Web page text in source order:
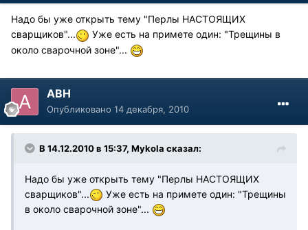
Надо бы уже открыть тему "Перлы НАСТОЯЩИХ
сварщиков"...
Уже есть на примете один: "Трещины в
около сварочной зоне"...
АВН
Опубликовано 14 декабря, 2010
В 14.12.2010 в 15:37, Mykola сказал:
Надо бы уже открыть тему "Перлы НАСТОЯЩИХ
сварщиков"...
Уже есть на примете один: "Трещины
в около сварочной зоне"...